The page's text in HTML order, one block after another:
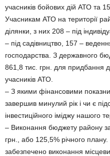
учасників бойових дій АТО та
Учасникам АТО на території
ділянки, з них 208 – під
– під садівництво, 157 –
господарства. З державного
861,8 тис. грн. для придбання
учасників АТО.
– З якими фінансовими
завершив минулий рік і чи є
інвестиційного іміджу нашого
– Виконання бюджету району
грн., або 125,5% річного
забезпечено виконання